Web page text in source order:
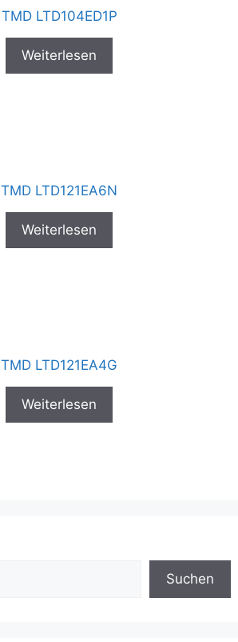
TMD LTD104ED1P
Weiterlesen
TMD LTD121EA6N
Weiterlesen
TMD LTD121EA4G
Weiterlesen
Suchen